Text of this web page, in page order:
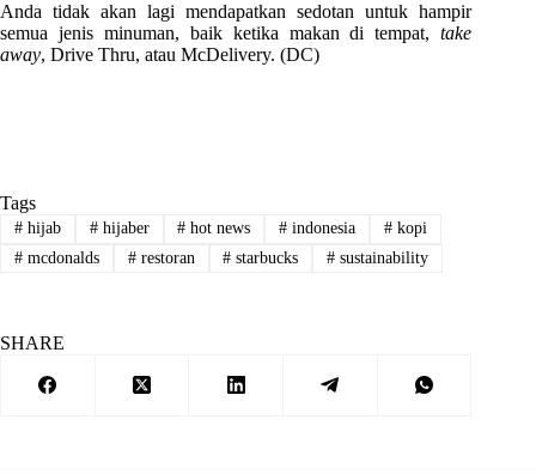
Anda tidak akan lagi mendapatkan sedotan untuk hampir
semua jenis minuman, baik ketika makan di tempat,take
away, Drive Thru, atau McDelivery. (DC)
Tags
#hijab #hijaber # hot news # indonesia # kopi
#mcdonalds #restoran # starbucks # sustainability
SHARE